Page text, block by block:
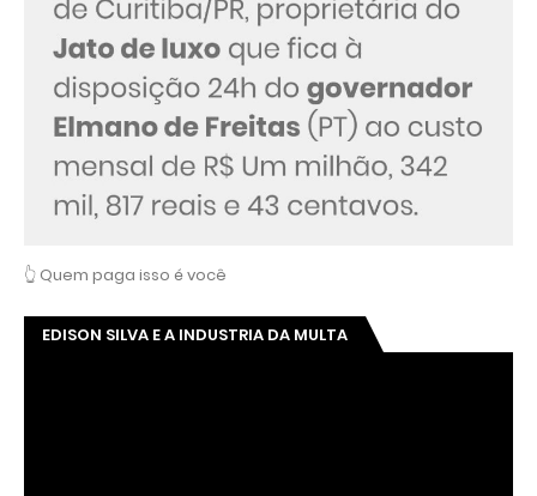
👆 Quem paga isso é você
EDISON SILVA E A INDUSTRIA DA MULTA